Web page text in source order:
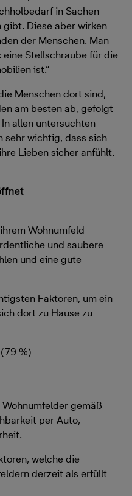
in Sachen
Diese aber wirken
der Menschen. Man
eine Stellschraube für die
ist.“
Menschen dort sind,
am besten ab, gefolgt
allen untersuchten
sehr wichtig, dass sich
Lieben sicher anfühlt.
Wohnumfeld
und saubere
und eine gute
Faktoren, um ein
dort zu Hause zu
%)
gemäß
per Auto,
welche die
derzeit als erfüllt